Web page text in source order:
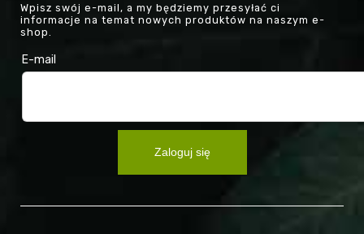
Wpisz swój e-mail, a my będziemy przesyłać ci
informacje na temat nowych produktów na naszym e-
shop.
E-mail
Zaloguj się